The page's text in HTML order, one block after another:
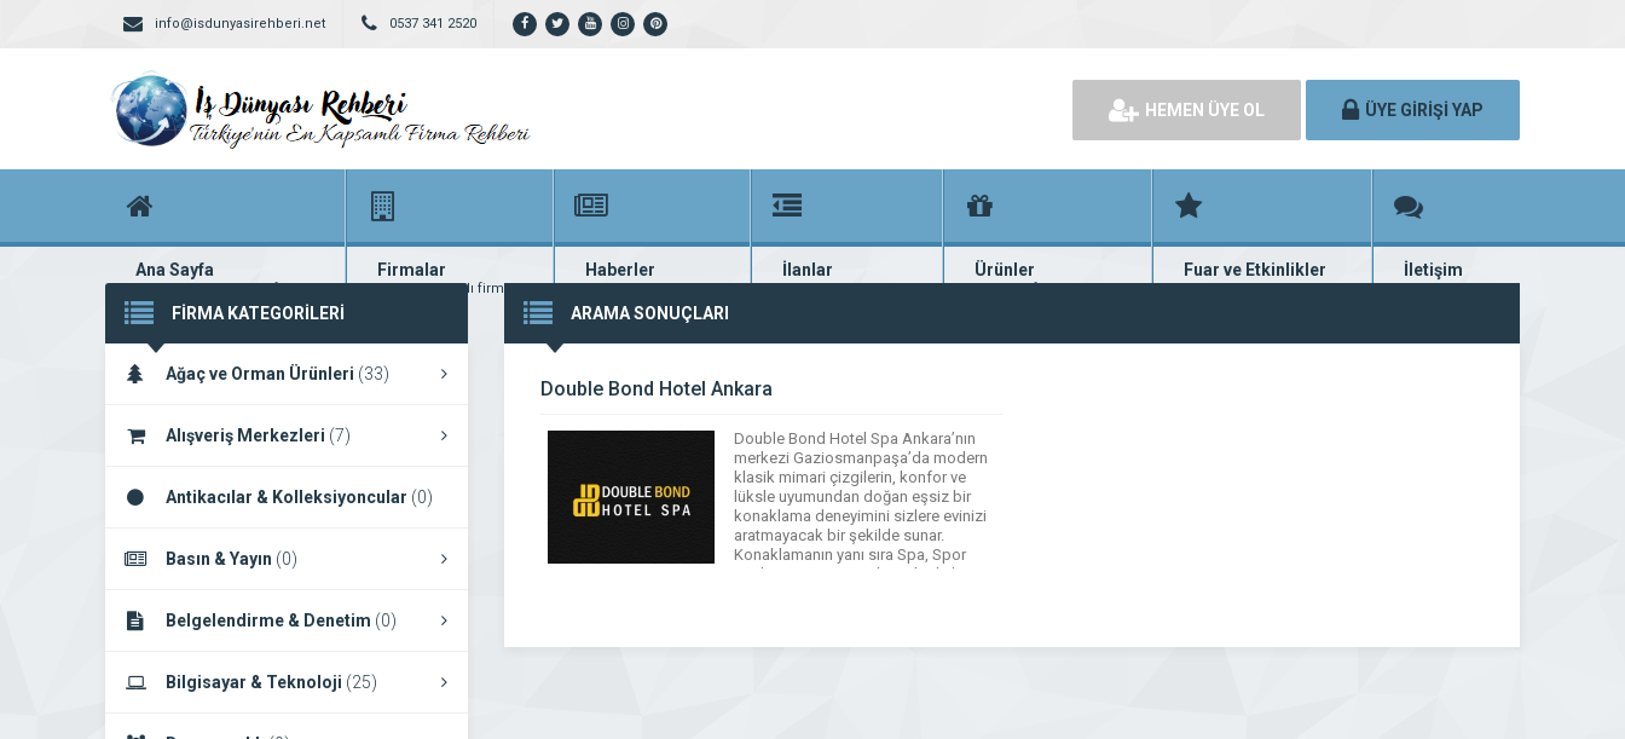
info@isdunyasirehberi.net 0537 341 2520
HEMEN ÜYE OL ÜYE GİRİŞİ YAP
Ana Sayfa
Firma rehberi ana sayfanız
Firmalar
Yüzlerce kayıtlı firma
Haberler
En güncel haberler
İlanlar
Güncel seri ilanlar
Ürünler
Binlerce firma ürünü
Fuar ve Etkinlikler
Fuar ve etkinlik planları
İletişim
Bize ulaşın
FİRMA KATEGORİLERİ
Ağaç ve Orman Ürünleri (33)
Alışveriş Merkezleri (7)
Antikacılar & Kolleksiyoncular (0)
Basın & Yayın (0)
Belgelendirme & Denetim (0)
Bilgisayar & Teknoloji (25)
ARAMA SONUÇLARI
Double Bond Hotel Ankara
Double Bond Hotel Spa Ankara’nın
merkezi Gaziosmanpaşa’da modern
klasik mimari çizgilerin, konfor ve
lüksle uyumundan doğan eşsiz bir
konaklama deneyimini sizlere evinizi
aratmayacak bir şekilde sunar.
Konaklamanın yanı sıra Spa, Spor
Merkezi ve Masaj Salonu ile de hizmet
lokasyonda bulunan Double Bond